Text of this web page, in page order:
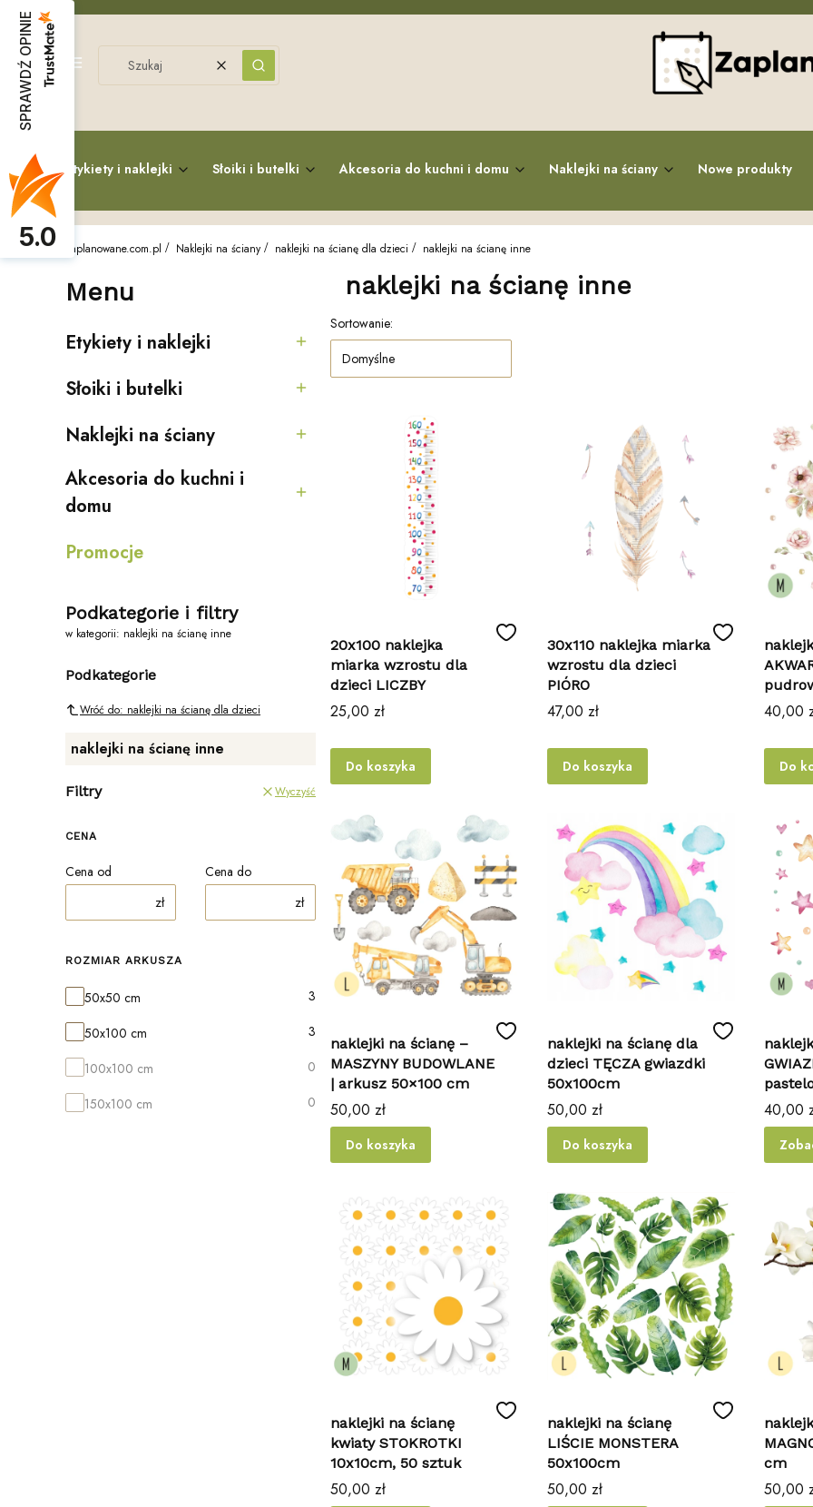
Menu
WyczyśćSzukaj
Etykiety i naklejki Słoiki i butelki Akcesoria do kuchni i domu Naklejki na ściany Nowe produkty
zaplanowane.com.pl Naklejki na ściany naklejki na ścianę dla dzieci naklejki na ścianę inne
Menu
Kategoria - Etykiety i naklejki
Etykiety i naklejki
Kategoria - Słoiki i butelki
Słoiki i butelki
Kategoria - Naklejki na ściany
Naklejki na ściany
Kategoria - Akcesoria do kuchni i domu
Akcesoria do kuchni i
domu
Promocje
Podkategorie i filtry
w kategorii: naklejki na ścianę inne
Podkategorie
Wróć do: naklejki na ścianę dla dzieci
naklejki na ścianę inne
Filtry Wyczyść
CENA
Cena od
zł
Cena do
zł
ROZMIAR ARKUSZA
Rozmiar arkusza
50x50 cm 3
50x100 cm 3
100x100 cm 0
150x100 cm 0
naklejki na ścianę inne
Lista produktów
Sortowanie:
Domyślne
20x100 naklejka
miarka wzrostu dla
dzieci LICZBY
Cena
25,00 zł
Do koszyka
30x110 naklejka miarka
wzrostu dla dzieci
PIÓRO
Cena
47,00 zł
Do koszyka
Cena
40,00
Do
naklejki na ścianę –
MASZYNY BUDOWLANE
| arkusz 50×100 cm
Cena
50,00 zł
Do koszyka
naklejki na ścianę dla
dzieci TĘCZA gwiazdki
50x100cm
Cena
50,00 zł
Do koszyka
Cena
40,00
naklejki na ścianę
kwiaty STOKROTKI
10x10cm, 50 sztuk
Cena
50,00 zł
naklejki na ścianę
LIŚCIE MONSTERA
50x100cm
Cena
50,00 zł
cm
Cena
50,00
SPRAWDŹ OPINIE
5.0